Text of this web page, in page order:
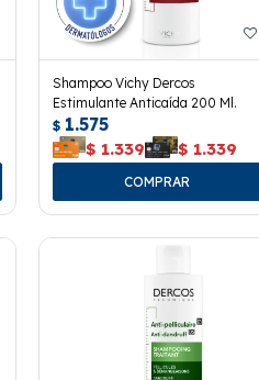
Shampoo Vichy Dercos
Estimulante Anticaída 200 Ml.
$ 1.575
$ 1.339 $ 1.339